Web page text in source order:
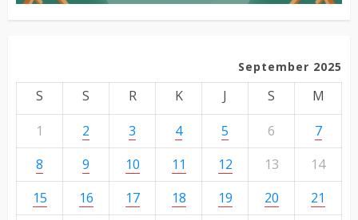
September 2025
S S R K J S
M
1
2 3 4 5 6
7
8
9 10 11 12 13
14
15
16 17 18 19 20
21